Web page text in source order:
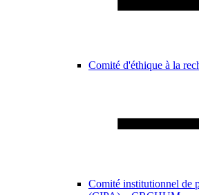
Comité d'éthique à la
Comité institutionnel de